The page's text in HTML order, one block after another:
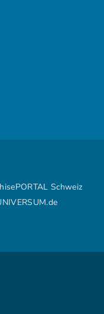
Schweiz